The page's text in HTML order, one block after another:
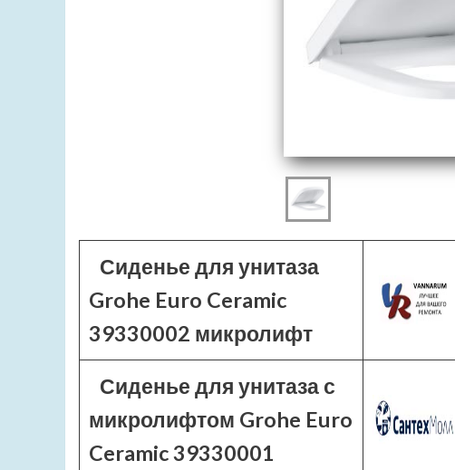
Сиденье для унитаза
Grohe Euro Ceramic
39330002 микролифт
Сиденье для унитаза с
микролифтом Grohe Euro
Ceramic 39330001